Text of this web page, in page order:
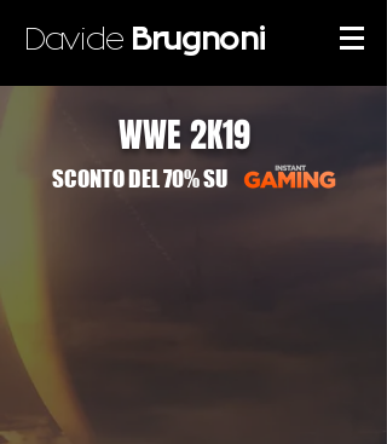
Davide Brugnoni
WWE 2K19
SCONTO DEL 70% SU